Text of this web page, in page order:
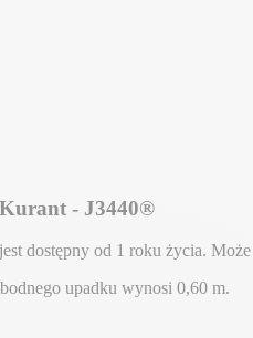
Kurant - J3440®
dostępny od 1 roku życia.
upadku wynosi 0,60 m.